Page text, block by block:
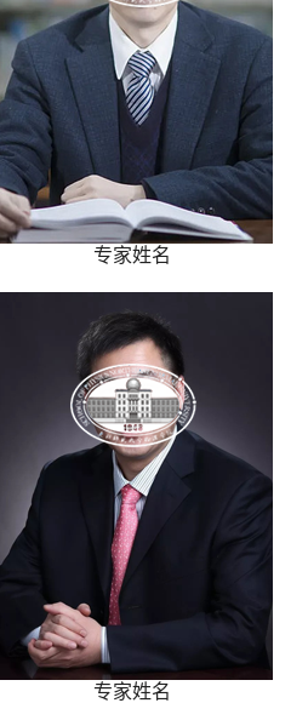
专家姓名
专家姓名